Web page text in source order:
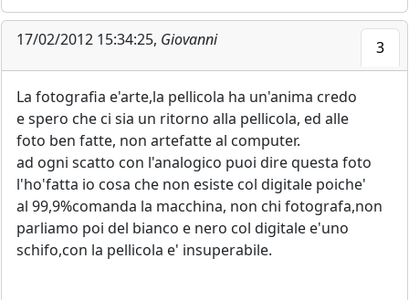
17/02/2012 15:34:25, Giovanni 3
La fotografia e'arte,la pellicola ha un'anima credo
e spero che ci sia un ritorno alla pellicola, ed alle
foto ben fatte, non artefatte al computer.
ad ogni scatto con l'analogico puoi dire questa foto
l'ho'fatta io cosa che non esiste col digitale poiche'
al 99,9%comanda la macchina, non chi fotografa,non
parliamo poi del bianco e nero col digitale e'uno
schifo,con la pellicola e' insuperabile.